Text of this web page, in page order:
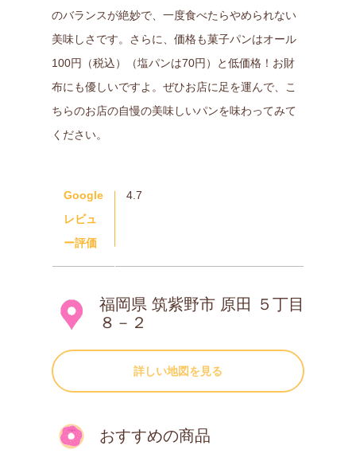
のバランスが絶妙で、一度食べたらやめられない
美味しさです。さらに、価格も菓子パンはオール
100円（税込）（塩パンは70円）と低価格！お財
布にも優しいですよ。ぜひお店に足を運んで、こ
ちらのお店の自慢の美味しいパンを味わってみて
ください。
Google
レビュ
ー評価
4.7
福岡県 筑紫野市 原田 ５丁目
８－２
詳しい地図を見る
おすすめの商品